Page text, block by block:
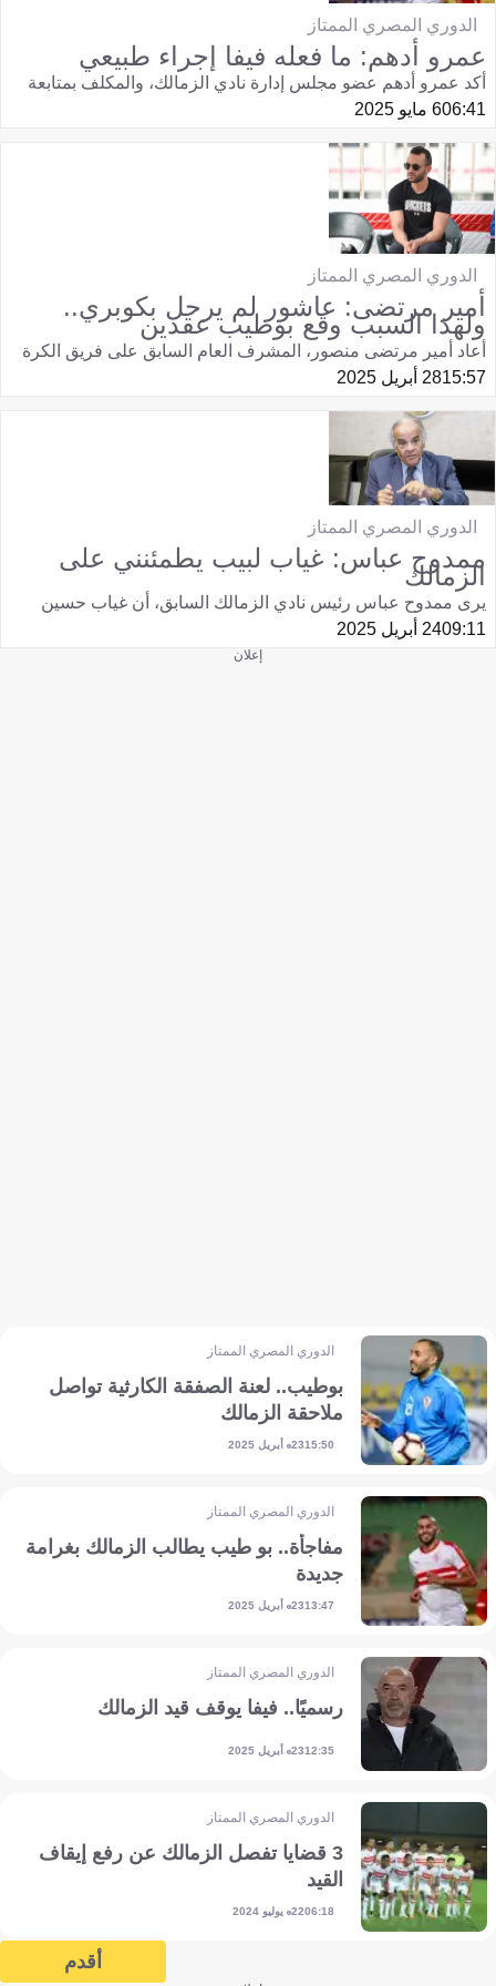
الدوري المصري الممتاز
عمرو أدهم: ما فعله فيفا إجراء طبيعي
أكد عمرو أدهم عضو مجلس إدارة نادي الزمالك، والمكلف بمتابعة
06:416 مايو 2025
الدوري المصري الممتاز
أمير مرتضى: عاشور لم يرحل بكوبري..
ولهذا السبب وقع بوطيب عقدين
أعاد أمير مرتضى منصور، المشرف العام السابق على فريق الكرة
15:5728 أبريل 2025
الدوري المصري الممتاز
ممدوح عباس: غياب لبيب يطمئنني على
الزمالك
يرى ممدوح عباس رئيس نادي الزمالك السابق، أن غياب حسين
09:1124 أبريل 2025
إعلان
الدوري المصري الممتاز
بوطيب.. لعنة الصفقة الكارثية تواصل
ملاحقة الزمالك
15:5023 أبريل 2025
الدوري المصري الممتاز
مفاجأة.. بو طيب يطالب الزمالك بغرامة
جديدة
13:4723 أبريل 2025
الدوري المصري الممتاز
رسميًا.. فيفا يوقف قيد الزمالك
12:3523 أبريل 2025
الدوري المصري الممتاز
3 قضايا تفصل الزمالك عن رفع إيقاف
القيد
06:1822 يوليو 2024
أقدم